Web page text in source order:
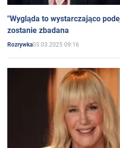
"Wygląda to wystarczająco
zostanie zbadana
Rozrywka03.03.2025 09:16